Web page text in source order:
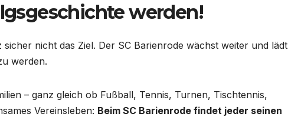
werden!
nicht das Ziel. Der SC Barienrode wächst weiter und lädt
werden.
– ganz gleich ob Fußball, Tennis, Turnen, Tischtennis,
Vereinsleben: Beim SC Barienrode findet jeder seinen